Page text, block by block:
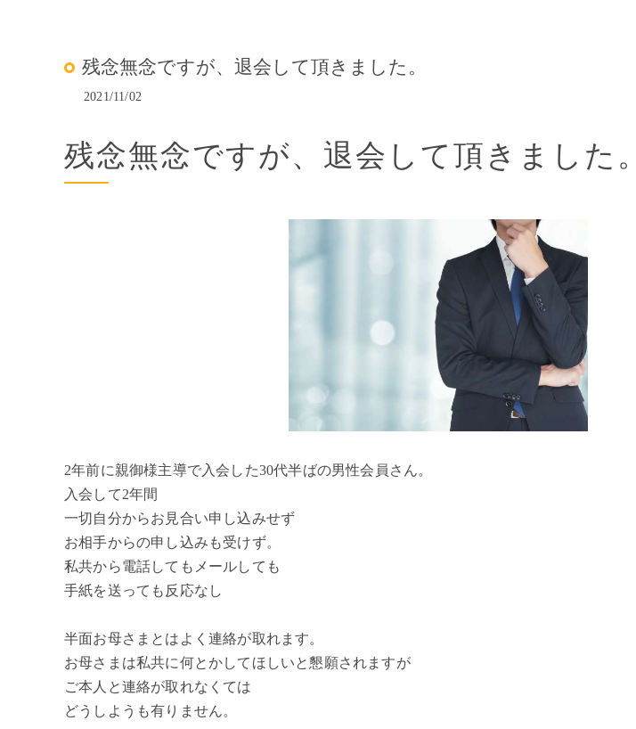
残念無念ですが、退会して頂きました。
2021/11/02
残念無念ですが、退会して頂きました。
2年前に親御様主導で入会した30代半ばの男性会員さん。
入会して2年間
一切自分からお見合い申し込みせず
お相手からの申し込みも受けず。
私共から電話してもメールしても
手紙を送っても反応なし
半面お母さまとはよく連絡が取れます。
お母さまは私共に何とかしてほしいと懇願されますが
ご本人と連絡が取れなくては
どうしようも有りません。